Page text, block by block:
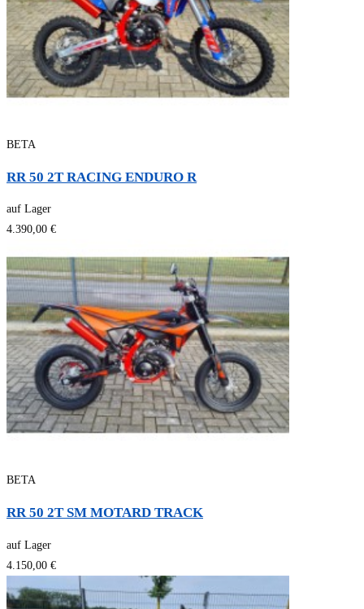
BETA
RR 50 2T RACING ENDURO R
auf Lager
4.390,00 €
BETA
RR 50 2T SM MOTARD TRACK
auf Lager
4.150,00 €